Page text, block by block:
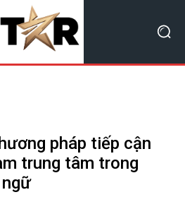
pháp tiếp cận
trung tâm trong